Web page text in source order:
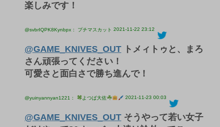
楽しみです！
@svbrIQPK8Kynbpx： プチマスカット 2021-11-22 23:12
@GAME_KNIVES_OUT トメィトゥと、まろ
さん頑張ってください！
可愛さと面白さで勝ち進んで！
@yuinyannyan1221： よつば大佐 2021-11-23 00:03
@GAME_KNIVES_OUT そうやって若い女子